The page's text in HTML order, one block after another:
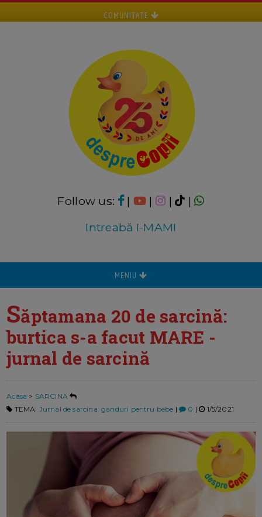
COMUNITATE
Follow us: | | |
|
Intreabă I-MAMI
MENIU
Săptamana 20 de sarcină:
burtica s-a facut MARE -
jurnal de sarcină
Acasa > SARCINA
TEMA: Jurnal de sarcina: ganduri pentru bebe | 0 | 1/5/2021